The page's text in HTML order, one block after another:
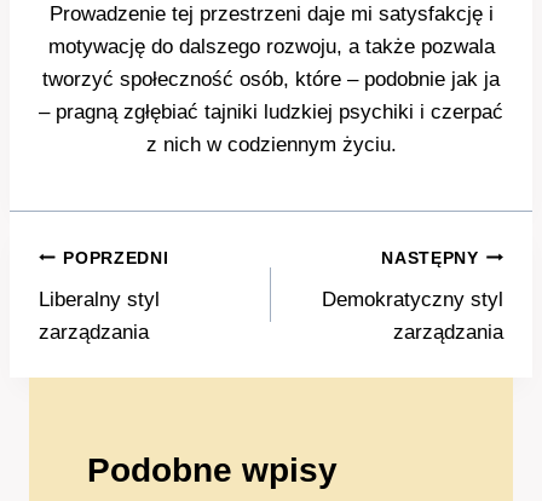
Prowadzenie tej przestrzeni daje mi satysfakcję i
motywację do dalszego rozwoju, a także pozwala
tworzyć społeczność osób, które – podobnie jak ja
– pragną zgłębiać tajniki ludzkiej psychiki i czerpać
z nich w codziennym życiu.
Nawigacja
wpisu
POPRZEDNI
Liberalny styl
zarządzania
NASTĘPNY
Demokratyczny styl
zarządzania
Podobne wpisy